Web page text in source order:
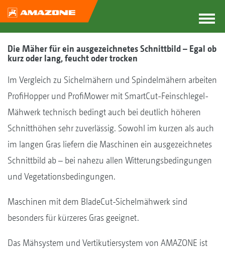
Die Mäher für ein ausgezeichnetes Schnittbild – Egal ob
kurz oder lang, feucht oder trocken
Im Vergleich zu Sichelmähern und Spindelmähern arbeiten
ProfiHopper und ProfiMower mit SmartCut-Feinschlegel-
Mähwerk technisch bedingt auch bei deutlich höheren
Schnitthöhen sehr zuverlässig. Sowohl im kurzen als auch
im langen Gras liefern die Maschinen ein ausgezeichnetes
Schnittbild ab – bei nahezu allen Witterungsbedingungen
und Vegetationsbedingungen.
Maschinen mit dem BladeCut-Sichelmähwerk sind
besonders für kürzeres Gras geeignet.
Das Mähsystem und Vertikutiersystem von AMAZONE ist